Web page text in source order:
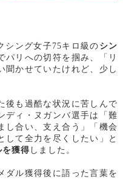
シング女子75キロ級の シン
パリへの切符を掴み、「 リ
聞かせていたけれど、少し
後も過酷な状況に苦しんで
ディ・ヌガンバ選手は「難
し合い、支え合う 」「 機会
して全力を尽くしたい 」と
を獲得 しました。
ダル獲得後に語った言葉を